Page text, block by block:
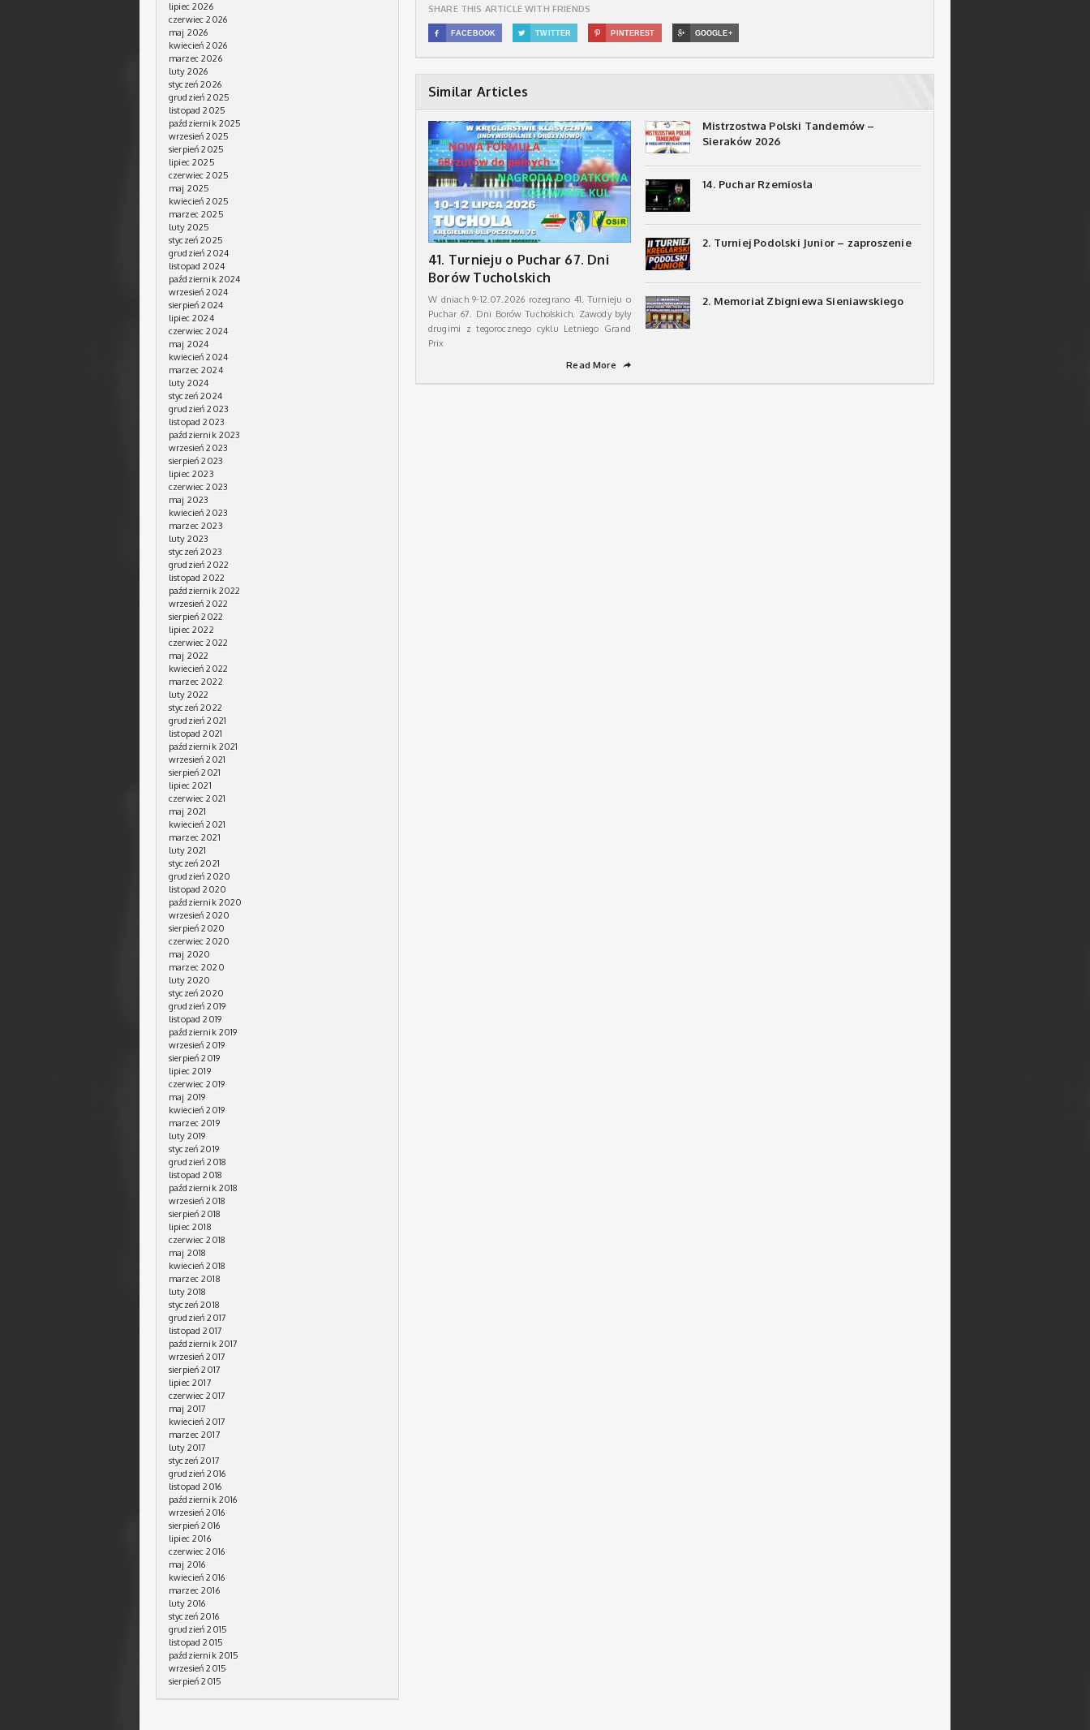
SHARE THIS ARTICLE WITH FRIENDS
 FACEBOOK  TWITTER  PINTEREST  GOOGLE+
Similar Articles
41. Turnieju o Puchar 67. Dni
Borów Tucholskich
W dniach 9-12.07.2026 rozegrano 41. Turnieju o
Puchar 67. Dni Borów Tucholskich. Zawody były
drugimi z tegorocznego cyklu Letniego Grand
Prix
Read More
➦
Mistrzostwa Polski Tandemów –
Sieraków 2026
14. Puchar Rzemiosła
2. Turniej Podolski Junior – zaproszenie
2. Memoriał Zbigniewa Sieniawskiego
lipiec 2026
czerwiec 2026
maj 2026
kwiecień 2026
marzec 2026
luty 2026
styczeń 2026
grudzień 2025
listopad 2025
październik 2025
wrzesień 2025
sierpień 2025
lipiec 2025
czerwiec 2025
maj 2025
kwiecień 2025
marzec 2025
luty 2025
styczeń 2025
grudzień 2024
listopad 2024
październik 2024
wrzesień 2024
sierpień 2024
lipiec 2024
czerwiec 2024
maj 2024
kwiecień 2024
marzec 2024
luty 2024
styczeń 2024
grudzień 2023
listopad 2023
październik 2023
wrzesień 2023
sierpień 2023
lipiec 2023
czerwiec 2023
maj 2023
kwiecień 2023
marzec 2023
luty 2023
styczeń 2023
grudzień 2022
listopad 2022
październik 2022
wrzesień 2022
sierpień 2022
lipiec 2022
czerwiec 2022
maj 2022
kwiecień 2022
marzec 2022
luty 2022
styczeń 2022
grudzień 2021
listopad 2021
październik 2021
wrzesień 2021
sierpień 2021
lipiec 2021
czerwiec 2021
maj 2021
kwiecień 2021
marzec 2021
luty 2021
styczeń 2021
grudzień 2020
listopad 2020
październik 2020
wrzesień 2020
sierpień 2020
czerwiec 2020
maj 2020
marzec 2020
luty 2020
styczeń 2020
grudzień 2019
listopad 2019
październik 2019
wrzesień 2019
sierpień 2019
lipiec 2019
czerwiec 2019
maj 2019
kwiecień 2019
marzec 2019
luty 2019
styczeń 2019
grudzień 2018
listopad 2018
październik 2018
wrzesień 2018
sierpień 2018
lipiec 2018
czerwiec 2018
maj 2018
kwiecień 2018
marzec 2018
luty 2018
styczeń 2018
grudzień 2017
listopad 2017
październik 2017
wrzesień 2017
sierpień 2017
lipiec 2017
czerwiec 2017
maj 2017
kwiecień 2017
marzec 2017
luty 2017
styczeń 2017
grudzień 2016
listopad 2016
październik 2016
wrzesień 2016
sierpień 2016
lipiec 2016
czerwiec 2016
maj 2016
kwiecień 2016
marzec 2016
luty 2016
styczeń 2016
grudzień 2015
listopad 2015
październik 2015
wrzesień 2015
sierpień 2015